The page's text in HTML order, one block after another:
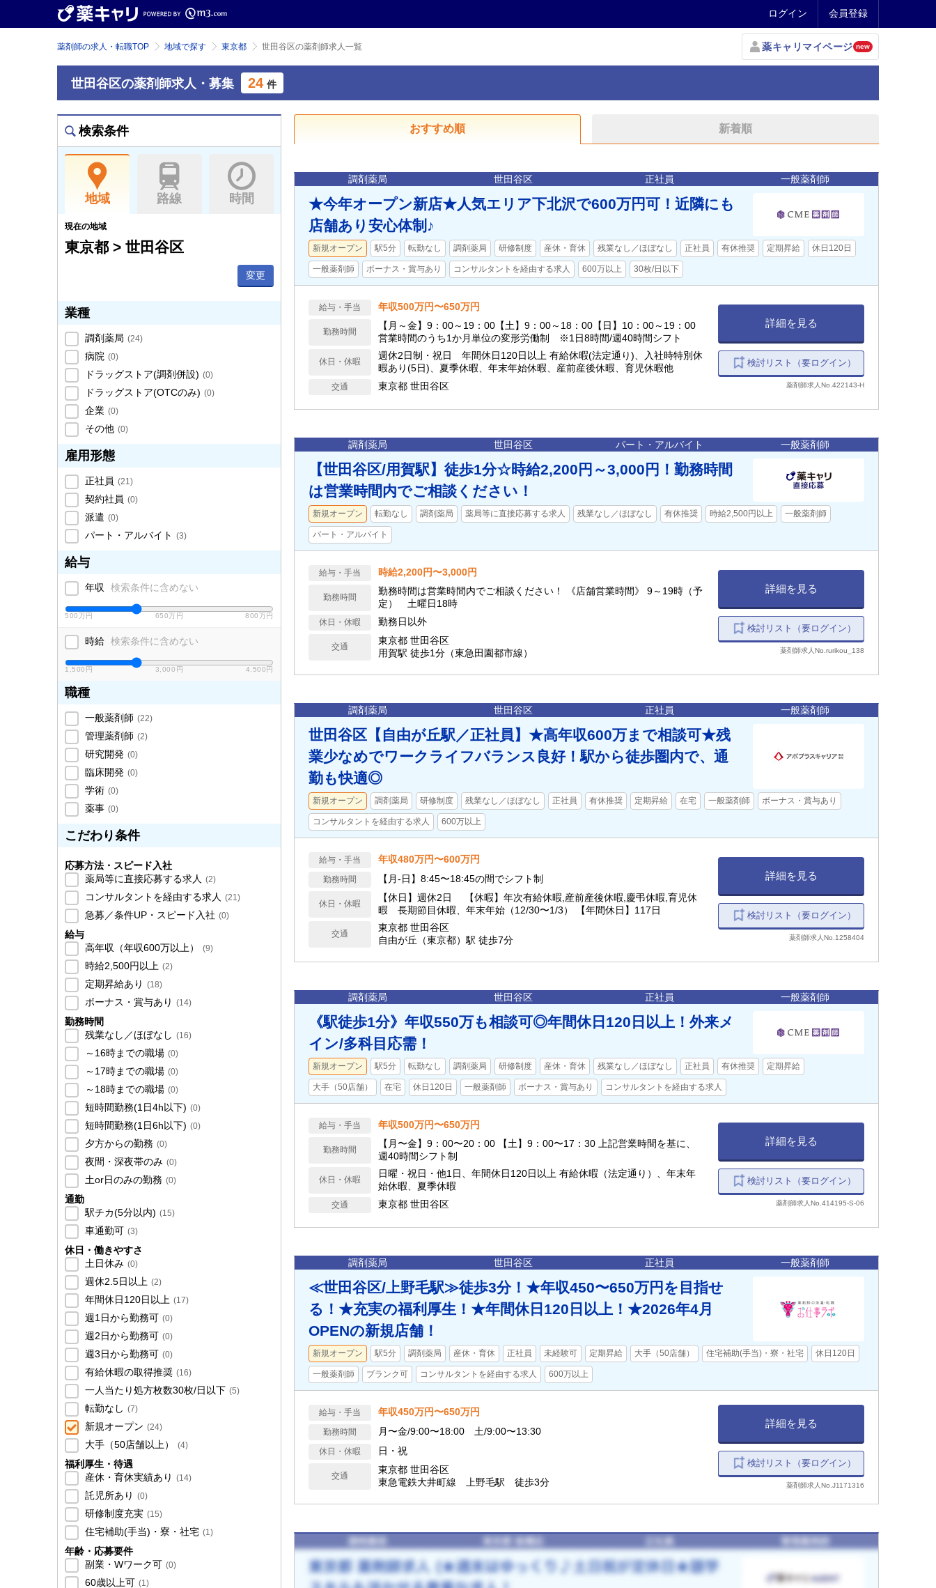
ログイン 会員登録
薬剤師の求人・転職TOP 地域で探す 東京都 世田谷区の薬剤師求人一覧 薬キャリマイページ new
世田谷区の薬剤師求人・募集 24 件
検索条件
地域 路線 時間
現在の地域
東京都 > 世田谷区
変更
業種
調剤薬局 (24)
病院 (0)
ドラッグストア(調剤併設) (0)
ドラッグストア(OTCのみ) (0)
企業 (0)
その他 (0)
雇用形態
正社員 (21)
契約社員 (0)
派遣 (0)
パート・アルバイト (3)
給与
年収 検索条件に含めない
500万円 650万円 800万円
時給 検索条件に含めない
1,500円 3,000円 4,500円
職種
一般薬剤師 (22)
管理薬剤師 (2)
研究開発 (0)
臨床開発 (0)
学術 (0)
薬事 (0)
こだわり条件
応募方法・スピード入社
薬局等に直接応募する求人 (2)
コンサルタントを経由する求人 (21)
急募／条件UP・スピード入社 (0)
給与
高年収（年収600万以上）
(9)
時給2,500円以上 (2)
定期昇給あり (18)
ボーナス・賞与あり (14)
勤務時間
残業なし／ほぼなし (16)
～16時までの職場 (0)
～17時までの職場 (0)
～18時までの職場 (0)
短時間勤務(1日4h以下) (0)
短時間勤務(1日6h以下) (0)
夕方からの勤務 (0)
夜間・深夜帯のみ (0)
土or日のみの勤務 (0)
通勤
駅チカ(5分以内) (15)
車通勤可 (3)
休日・働きやすさ
土日休み (0)
週休2.5日以上 (2)
年間休日120日以上 (17)
週1日から勤務可 (0)
週2日から勤務可 (0)
週3日から勤務可 (0)
有給休暇の取得推奨 (16)
一人当たり処方枚数30枚/日以下 (5)
転勤なし (7)
新規オープン (24)
大手（50店舗以上） (4)
福利厚生・待遇
産休・育休実績あり (14)
託児所あり (0)
研修制度充実 (15)
住宅補助(手当)・寮・社宅 (1)
年齢・応募要件
副業・Wワーク可 (0)
60歳以上可 (1)
おすすめ順 新着順
調剤薬局 世田谷区 正社員 一般薬剤師
★今年オープン新店★人気エリア下北沢で600万円可！近隣にも
店舗あり安心体制♪
新規オープン 駅5分 転勤なし 調剤薬局 研修制度 産休・育休 残業なし／ほぼなし 正社員 有休推奨 定期昇給 休日120日
一般薬剤師 ボーナス・賞与あり コンサルタントを経由する求人 600万以上 30枚/日以下
給与・手当 年収500万円〜650万円
勤務時間
【月～金】9：00～19：00【土】9：00～18：00【日】10：00～19：00
営業時間のうち1か月単位の変形労働制 ※1日8時間/週40時間シフト
休日・休暇
週休2日制・祝日 年間休日120日以上 有給休暇(法定通り)、入社時特別休
暇あり(5日)、夏季休暇、年末年始休暇、産前産後休暇、育児休暇他
交通 東京都 世田谷区
詳細を見る
検討リスト（要ログイン）
薬剤師求人No.422143-H
調剤薬局 世田谷区 パート・アルバイト 一般薬剤師
【世田谷区/用賀駅】徒歩1分☆時給2,200円～3,000円！勤務時間
は営業時間内でご相談ください！
新規オープン 転勤なし 調剤薬局 薬局等に直接応募する求人 残業なし／ほぼなし 有休推奨 時給2,500円以上 一般薬剤師
パート・アルバイト
給与・手当 時給2,200円〜3,000円
勤務時間
勤務時間は営業時間内でご相談ください！ 《店舗営業時間》 9～19時（予
定） 土曜日18時
休日・休暇 勤務日以外
交通
東京都 世田谷区
用賀駅 徒歩1分（東急田園都市線）
詳細を見る
検討リスト（要ログイン）
薬剤師求人No.rurikou_138
調剤薬局 世田谷区 正社員 一般薬剤師
世田谷区【自由が丘駅／正社員】★高年収600万まで相談可★残
業少なめでワークライフバランス良好！駅から徒歩圏内で、通
勤も快適◎
新規オープン 調剤薬局 研修制度 残業なし／ほぼなし 正社員 有休推奨 定期昇給 在宅 一般薬剤師 ボーナス・賞与あり
コンサルタントを経由する求人 600万以上
給与・手当 年収480万円〜600万円
勤務時間 【月‐日】8:45〜18:45の間でシフト制
休日・休暇
【休日】週休2日 【休暇】年次有給休暇,産前産後休暇,慶弔休暇,育児休
暇 長期節目休暇、年末年始（12/30〜1/3） 【年間休日】117日
交通
東京都 世田谷区
自由が丘（東京都）駅 徒歩7分
詳細を見る
検討リスト（要ログイン）
薬剤師求人No.1258404
調剤薬局 世田谷区 正社員 一般薬剤師
《駅徒歩1分》年収550万も相談可◎年間休日120日以上！外来メ
イン/多科目応需！
新規オープン 駅5分 転勤なし 調剤薬局 研修制度 産休・育休 残業なし／ほぼなし 正社員 有休推奨 定期昇給
大手（50店舗） 在宅 休日120日 一般薬剤師 ボーナス・賞与あり コンサルタントを経由する求人
給与・手当 年収500万円〜650万円
勤務時間
【月〜金】9：00〜20：00 【土】9：00〜17：30 上記営業時間を基に、
週40時間シフト制
休日・休暇
日曜・祝日・他1日、年間休日120日以上 有給休暇（法定通り）、年末年
始休暇、夏季休暇
交通 東京都 世田谷区
詳細を見る
検討リスト（要ログイン）
薬剤師求人No.414195-S-06
調剤薬局 世田谷区 正社員 一般薬剤師
≪世田谷区/上野毛駅≫徒歩3分！★年収450〜650万円を目指せ
る！★充実の福利厚生！★年間休日120日以上！★2026年4月
OPENの新規店舗！
新規オープン 駅5分 調剤薬局 産休・育休 正社員 未経験可 定期昇給 大手（50店舗） 住宅補助(手当)・寮・社宅 休日120日
一般薬剤師 ブランク可 コンサルタントを経由する求人 600万以上
給与・手当 年収450万円〜650万円
勤務時間 月〜金/9:00〜18:00 土/9:00〜13:30
休日・休暇 日・祝
交通
東京都 世田谷区
東急電鉄大井町線 上野毛駅 徒歩3分
詳細を見る
検討リスト（要ログイン）
薬剤師求人No.J1171316